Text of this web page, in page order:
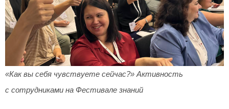
«Как вы себя чувствуете сейчас?» Активность
с сотрудниками на Фестивале знаний